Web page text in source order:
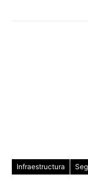
Infraestructura